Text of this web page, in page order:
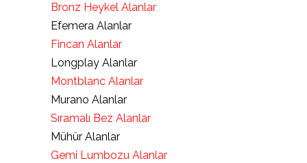
Bronz Heykel Alanlar
Efemera Alanlar
Fincan Alanlar
Longplay Alanlar
Montblanc Alanlar
Murano Alanlar
Sıramalı Bez Alanlar
Mühür Alanlar
Gemi Lumbozu Alanlar